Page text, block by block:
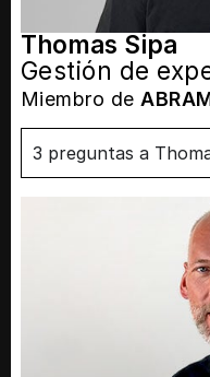
Thomas Sipa
Gestión de
Miembro de
3 preguntas a